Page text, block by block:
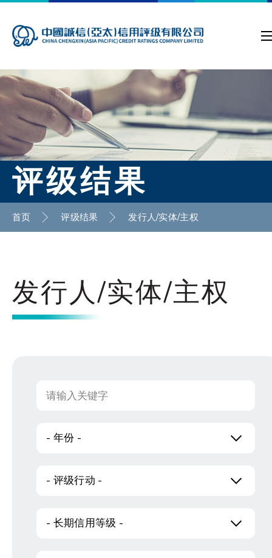
评级结果
首页 评级结果 发行人/实体/主权
发行人/实体/主权
- 年份 -
- 评级行动 -
- 长期信用等级 -